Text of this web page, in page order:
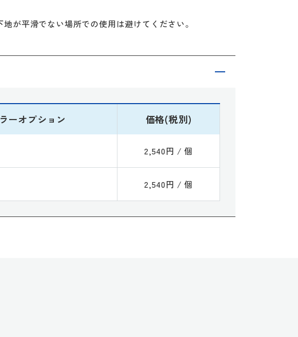
が平滑でない場所での使用は避けてください。
ーオプション 価格(税別)
2,540円 / 個
2,540円 / 個